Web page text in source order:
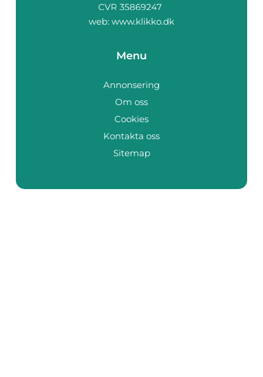
web: www.klikko.dk
Menu
Annonsering
Om oss
Cookies
Kontakta oss
Sitemap